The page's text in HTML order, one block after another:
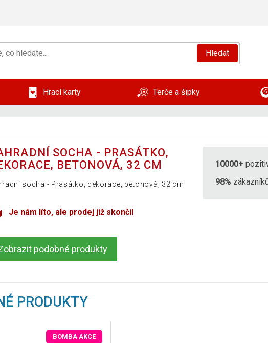
Hledat
Hrací karty Terče a šipky
SOCHA - PRASÁTKO,
BETONOVÁ, 32 CM
socha - Prasátko, dekorace, betonová, 32 cm
Je nám líto, ale prodej již skončil
podobné produkty
10000+
98%
PRODUKTY
BOMBA AKCE